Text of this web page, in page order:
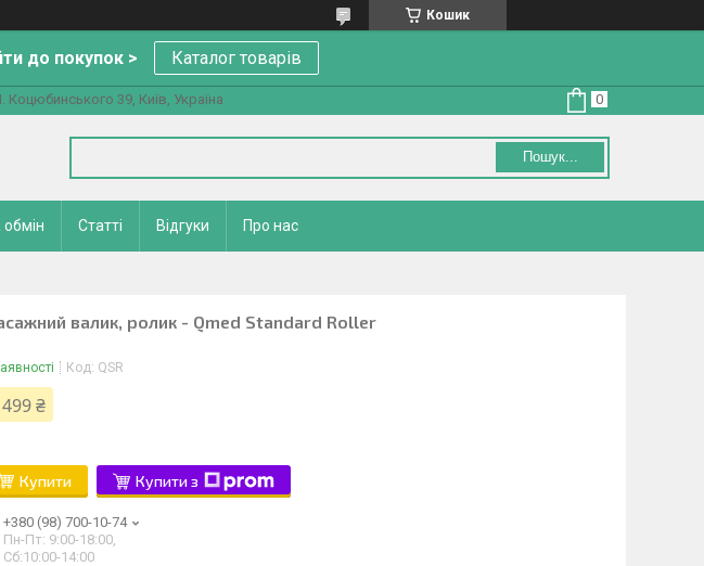
Кошик
до покупок > Каталог товарів
Коцюбинського 39, Київ, Україна
Пошук...
Статті Відгуки Про нас
валик, ролик - Qmed Standard Roller
Код: QSR
₴
Купити Купити з
+380 (98) 700-10-74
Пн-Пт: 9:00-18:00,
Сб:10:00-14:00